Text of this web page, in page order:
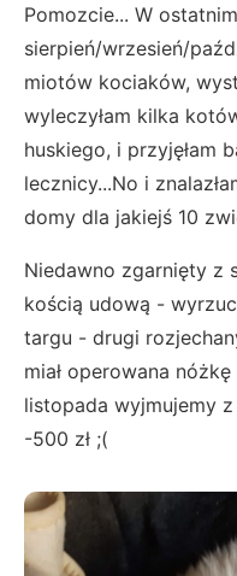
Pomozcie... W
sierpień/wrzesień/
miotów kociaków,
wyleczyłam kilka
huskiego, i przyjęłam
lecznicy...No i
domy dla jakiejś 10
Niedawno zgarnięty z
kością udową -
targu - drugi
miał operowana
listopada wyjmujemy
-500 zł ;(